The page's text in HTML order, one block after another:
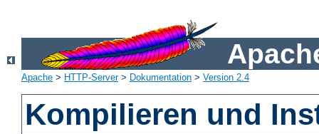
Apache > HTTP-Server> Dokumentation > Version 2.4
Kompilieren und